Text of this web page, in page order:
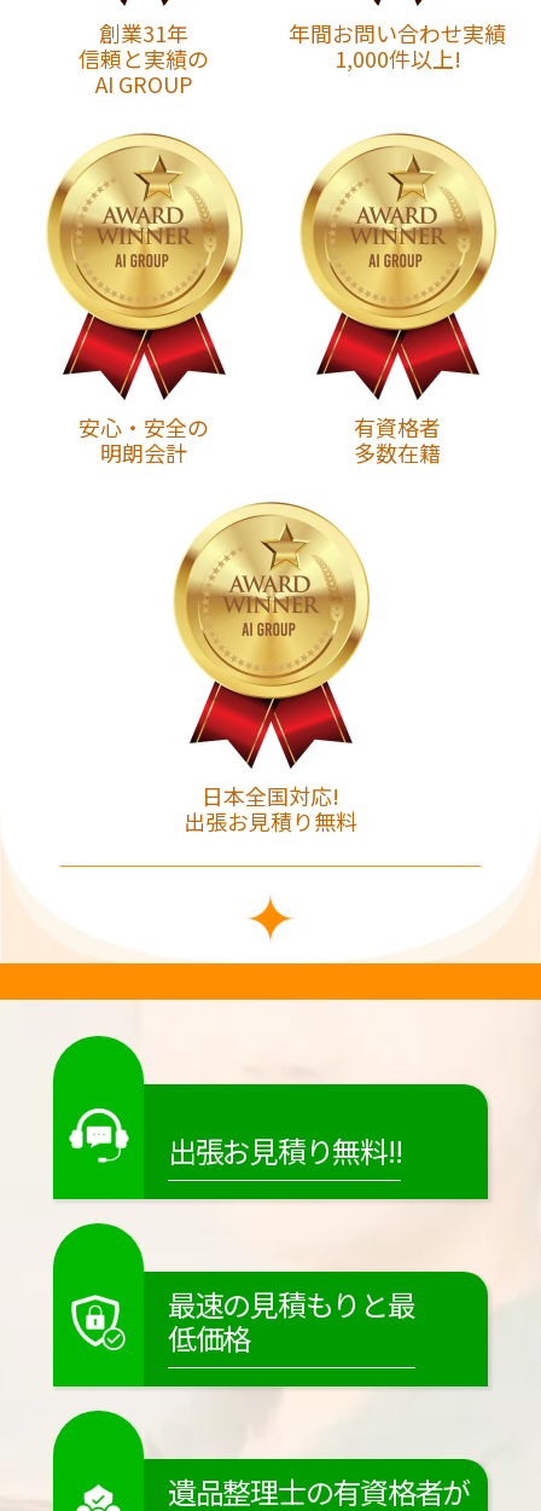
創業31年
信頼と実績の
AI GROUP
年間お問い合わせ実績
1,000件以上!
安心・安全の
明朗会計
有資格者
多数在籍
日本全国対応!
出張お見積り無料
出張お見積り無料!!
最速の見積もりと最
低価格
遺品整理士の有資格者が